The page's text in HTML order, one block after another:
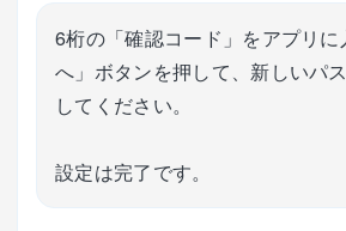
6桁の「確認コード」をアプリに
へ」ボタンを押して、新しいパ
してください。
設定は完了です。